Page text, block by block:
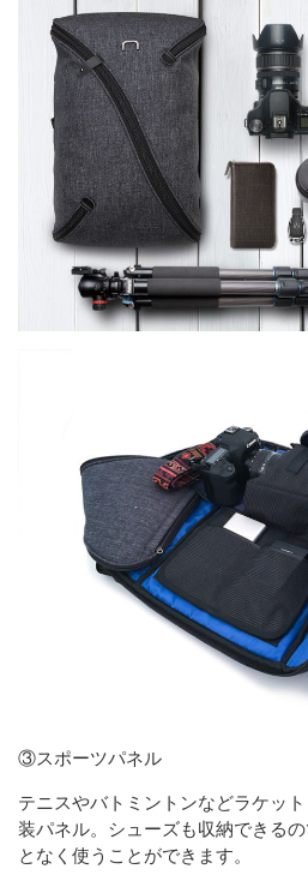
③スポーツパネル
テニスやバトミントンなどラケッ
装パネル。シューズも収納できる
となく使うことができます。